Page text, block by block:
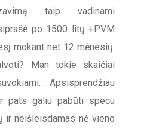
taip vadinami
po 1500 litų +PVM
mokant net 12 mėnesių.
Man tokie skaičiai
Apsisprendžiau
pats galiu pabūti specu
ir neišleisdamas nė vieno